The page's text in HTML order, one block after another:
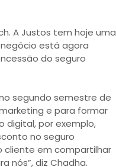
A Justos tem hoje uma
negócio está agora
do seguro
segundo semestre de
e para formar
digital, por exemplo,
no seguro
cliente em compartilhar
nós”, diz Chadha.